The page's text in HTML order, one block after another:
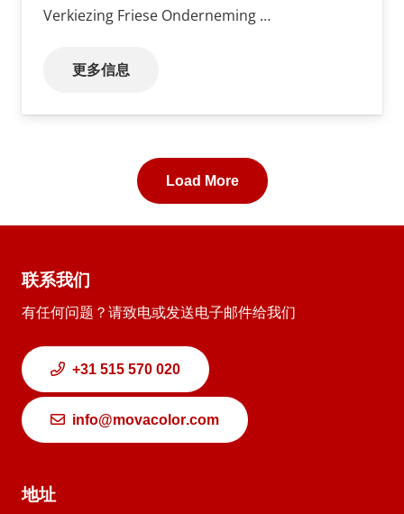
Verkiezing Friese Onderneming …
更多信息
Load More
联系我们
有任何问题？请致电或发送电子邮件给我们
+31 515 570 020
info@movacolor.com
地址